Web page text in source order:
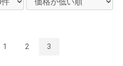
1 2 3